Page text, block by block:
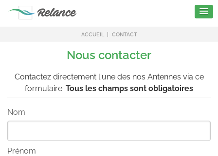
ACCUEIL CONTACT
Nous contacter
Contactez directement l'une des nos Antennes via ce
formulaire. Tous les champs sont obligatoires
Nom
Prénom